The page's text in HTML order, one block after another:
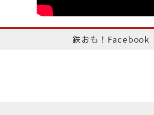
鉄おも！Facebook